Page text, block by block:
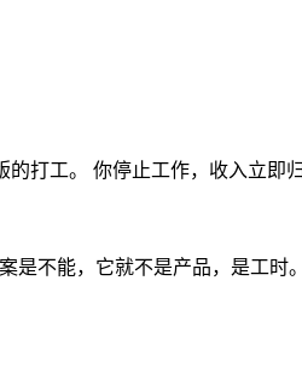
的打工。 你停止工作，收入立即归
是不能，它就不是产品，是工时。